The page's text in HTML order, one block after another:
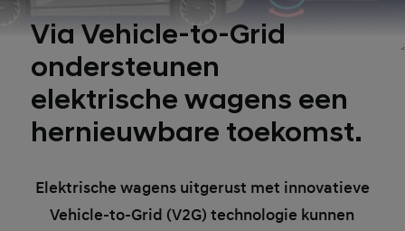
Via Vehicle-to-Grid
ondersteunen
elektrische wagens een
hernieuwbare toekomst.
Elektrische wagens uitgerust met innovatieve
Vehicle-to-Grid (V2G) technologie kunnen